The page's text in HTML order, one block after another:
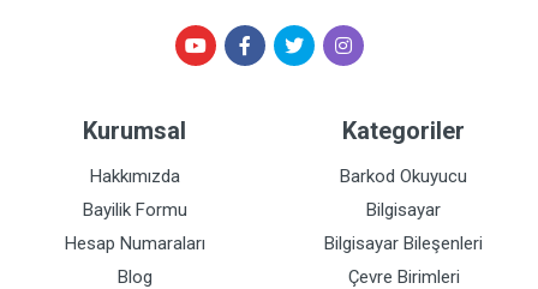
Kurumsal
Hakkımızda
Bayilik Formu
Hesap Numaraları
Blog
Kategoriler
Barkod Okuyucu
Bilgisayar
Bilgisayar Bileşenleri
Çevre Birimleri